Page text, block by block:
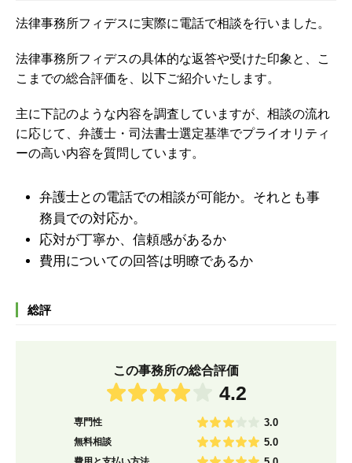
法律事務所フィデスに実際に電話で相談を行いました。
法律事務所フィデスの具体的な返答や受けた印象と、こ
こまでの総合評価を、以下ご紹介いたします。
主に下記のような内容を調査していますが、 相談の流れ
に応じて、弁護士・司法書士選定基準でプライオリティ
ーの高い内容を質問しています。
弁護士との電話での相談が可能か。それとも事
務員での対応か。
応対が丁寧か、信頼感があるか
費用についての回答は明瞭であるか
総評
この事務所の総合評価
4.2
専門性 3.0
無料相談 5.0